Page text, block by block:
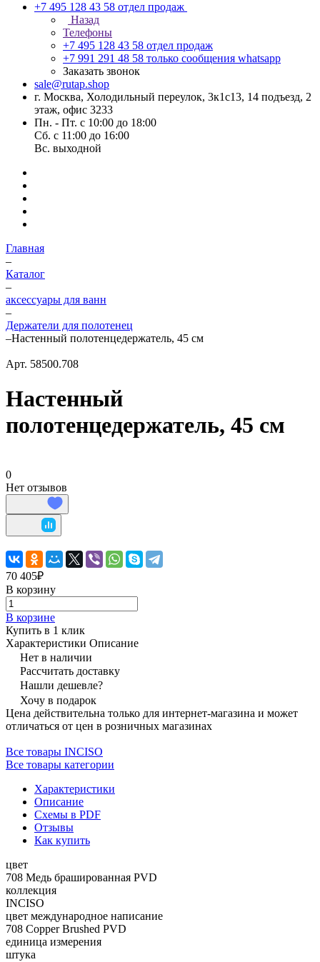
+7 495 128 43 58 отдел продаж
Назад
Телефоны
+7 495 128 43 58 отдел продаж
+7 991 291 48 58 только сообщения whatsapp
Заказать звонок
sale@rutap.shop
г. Москва, Холодильный переулок, 3к1с13, 14 подъезд, 2
этаж, офис 3233
Пн. - Пт. с 10:00 до 18:00
Сб. с 11:00 до 16:00
Вс. выходной
Главная
–
Каталог
–
аксессуары для ванн
–
Держатели для полотенец
–Настенный полотенцедержатель, 45 см
Арт. 58500.708
Настенный
полотенцедержатель, 45 см
0
Нет отзывов
70 405₽
В корзину
В корзине
Купить в 1 клик
Характеристики Описание
Нет в наличии
Рассчитать доставку
Нашли дешевле?
Хочу в подарок
Цена действительна только для интернет-магазина и может
отличаться от цен в розничных магазинах
Все товары INCISO
Все товары категории
Характеристики
Описание
Схемы в PDF
Отзывы
Как купить
цвет
708 Медь брашированная PVD
коллекция
INCISO
цвет международное написание
708 Copper Brushed PVD
единица измерения
штука